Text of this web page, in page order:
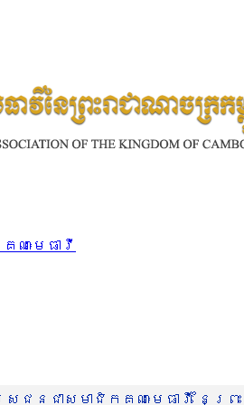
ៈមេធាវី
នជាសមាជិកគណៈមេធាវី នៃ